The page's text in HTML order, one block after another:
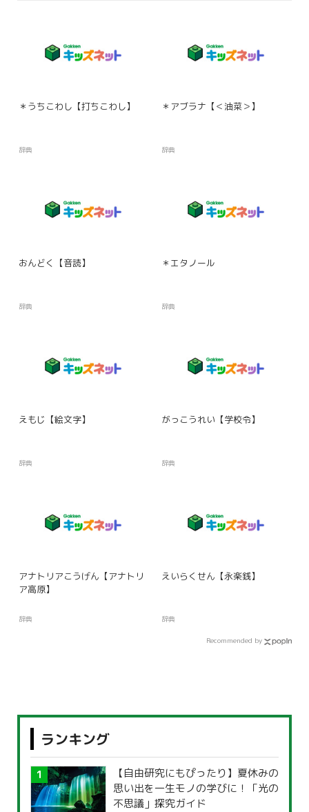
＊うちこわし【打ちこわし】
辞典
＊アブラナ【＜油菜＞】
辞典
おんどく【音読】
辞典
＊エタノール
辞典
えもじ【絵文字】
辞典
がっこうれい【学校令】
辞典
アナトリアこうげん【アナトリ
ア高原】
辞典
えいらくせん【永楽銭】
辞典
Recommended by
ランキング
【自由研究にもぴったり】夏休みの
思い出を一生モノの学びに！「光の
不思議」探究ガイド